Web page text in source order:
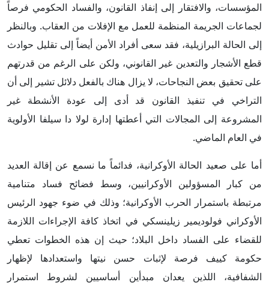
المؤسسات، والافتقار إلى إنفاذ القانون، والفساد الحكومي فرصاً
لجماعات الجريمة المنظمة للعمل مع الإفلات من العقاب. وبالنظر
إلى الحالة البرازيلية، فقد سعى أفراد الأمن أيضاً إلى تقليل حوادث
قطع الأشجار والتعدين غير القانوني، ولكن على الرغم من قدرتهم
على تحقيق بعض النجاحات، لا يزال هناك بالفعل دلائل تشير إلى أن
التراخي في تنفيذ القانون قد أدى إلى عودة الأنشطة غير
المشروعة إلى المجالات التي أعطتها إدارة لولا دا سيلفا الأولوية
في العام الماضي.
أما على صعيد الحالة الأوكرانية، فدائماً ما نسمع عن إقالة العديد
من كبار المسؤولين الأوكرانيين، وسط فضائح فساد متنامية
مرتبطة باستمرار الحرب الأوكرانية؛ وذلك في ضوء جهود الرئيس
الأوكراني فولوديمير زيلينسكي في اتخاذ كافة الإجراءات اللازمة
للقضاء على الفساد داخل البلاد؛ حيث إن هذه الخطوات تعطي
حكومة كييف فرصة لإثبات حسن نيتها واستعدادها لإظهار
الشفافية، اللذين يعدان مبدأين أساسيين لشروط استمرار